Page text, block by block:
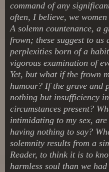
command of any
often, I believe, we
A solemn countenance, a
frown; these suggest to us
perplexities born of a
vigorous examination of
Yet, but what if the frown
humour? If the grave and
nothing but insufficiency
circumstances present?
intimidating to my sex, are
having nothing to say?
solemnity results from a
Reader, to think it is to
harmless soul than we